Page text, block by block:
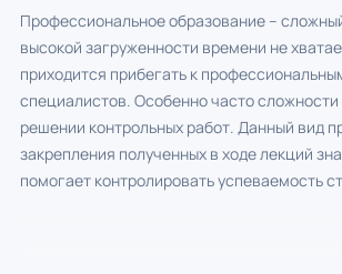
Профессиональное образование –
высокой загруженности времени не
приходится прибегать к
специалистов. Особенно часто
решении контрольных работ. Данный вид
закрепления полученных в ходе лекций
помогает контролировать успеваемость